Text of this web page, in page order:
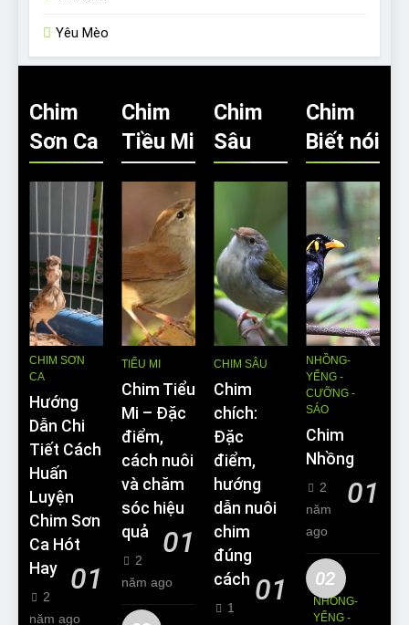
Yêu Mèo
Chim
Sơn Ca
CHIM SƠN
CA
Hướng
Dẫn Chi
Tiết Cách
Huấn
Luyện
Chim Sơn
Ca Hót
Hay
01
2
năm ago
Chim
Tiều Mi
TIỂU MI
Chim Tiểu
Mi – Đặc
điểm,
cách nuôi
và chăm
sóc hiệu
quả
01
2
năm ago
Chim
Sâu
CHIM SÂU
Chim
chích:
Đặc
điểm,
hướng
dẫn nuôi
chim
đúng
cách 01
1
Chim
Biết nói
NHỒNG-
YỂNG -
CƯỠNG -
SÁO
Chim
Nhồng
01
2
năm
ago
02
NHỒNG-
YỂNG -